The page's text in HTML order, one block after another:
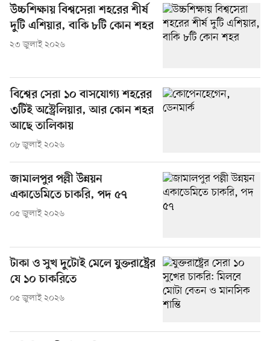
উচ্চশিক্ষায় বিশ্বসেরা শহরের শীর্ষ
দুটি এশিয়ার, বাকি ৮টি কোন শহর
২৩ জুলাই ২০২৬
বিশ্বের সেরা ১০ বাসযোগ্য শহরের
৩টিই অস্ট্রেলিয়ার, আর কোন শহর
আছে তালিকায়
০৮ জুলাই ২০২৬
জামালপুর পল্লী উন্নয়ন
একাডেমিতে চাকরি, পদ ৫৭
০৫ জুলাই ২০২৬
টাকা ও সুখ দুটোই মেলে যুক্তরাষ্ট্রের
যে ১০ চাকরিতে
০৫ জুলাই ২০২৬